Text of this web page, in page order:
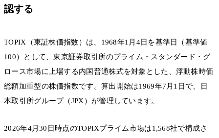
認する
TOPIX（東証株価指数）は、1968年1月4日を基準日（基準値
100）として、東京証券取引所のプライム・スタンダード・グ
ロース市場に上場する内国普通株式を対象とした、浮動株時価
総額加重型の株価指数です。算出開始は1969年7月1日で、日
本取引所グループ（JPX）が管理しています。
2026年4月30日時点のTOPIXプライム市場は1,568社で構成さ